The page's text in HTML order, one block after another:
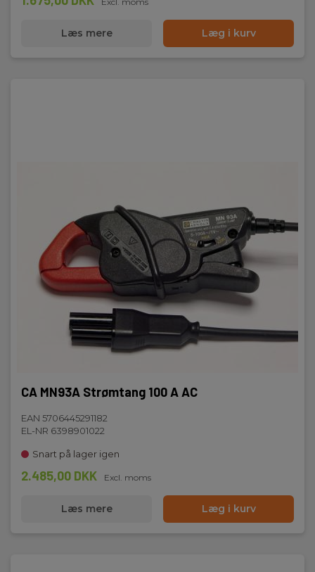
Læs mere Læg i kurv
CA MN93A Strømtang 100 A AC
EAN 5706445291182
EL-NR 6398901022
Snart på lager igen
2.485,00 DKK Excl. moms
Læs mere Læg i kurv